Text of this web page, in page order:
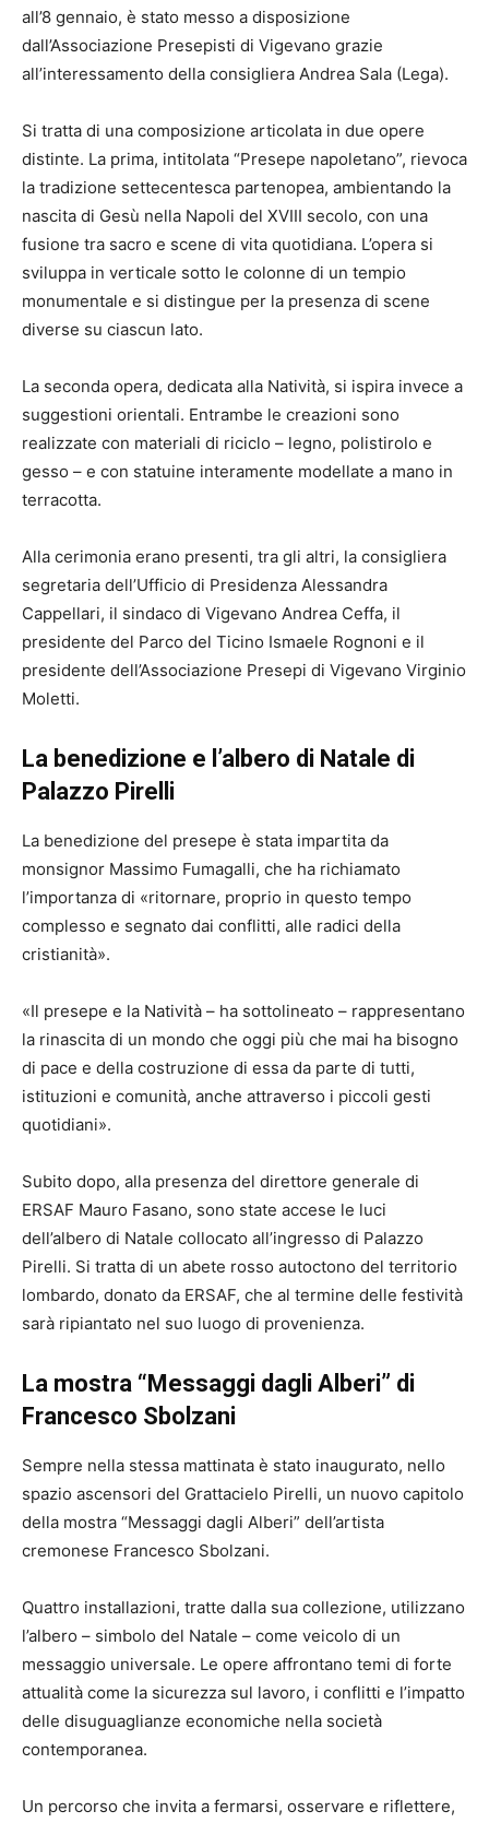
all’8 gennaio, è stato messo a disposizione
dall’Associazione Presepisti di Vigevano grazie
all’interessamento della consigliera Andrea Sala (Lega).
Si tratta di una composizione articolata in due opere
distinte. La prima, intitolata “Presepe napoletano”, rievoca
la tradizione settecentesca partenopea, ambientando la
nascita di Gesù nella Napoli del XVIII secolo, con una
fusione tra sacro e scene di vita quotidiana. L’opera si
sviluppa in verticale sotto le colonne di un tempio
monumentale e si distingue per la presenza di scene
diverse su ciascun lato.
La seconda opera, dedicata alla Natività, si ispira invece a
suggestioni orientali. Entrambe le creazioni sono
realizzate con materiali di riciclo – legno, polistirolo e
gesso – e con statuine interamente modellate a mano in
terracotta.
Alla cerimonia erano presenti, tra gli altri, la consigliera
segretaria dell’Ufficio di Presidenza Alessandra
Cappellari, il sindaco di Vigevano Andrea Ceffa, il
presidente del Parco del Ticino Ismaele Rognoni e il
presidente dell’Associazione Presepi di Vigevano Virginio
Moletti.
La benedizione e l’albero di Natale di
Palazzo Pirelli
La benedizione del presepe è stata impartita da
monsignor Massimo Fumagalli, che ha richiamato
l’importanza di «ritornare, proprio in questo tempo
complesso e segnato dai conflitti, alle radici della
cristianità».
«Il presepe e la Natività – ha sottolineato – rappresentano
la rinascita di un mondo che oggi più che mai ha bisogno
di pace e della costruzione di essa da parte di tutti,
istituzioni e comunità, anche attraverso i piccoli gesti
quotidiani».
Subito dopo, alla presenza del direttore generale di
ERSAF Mauro Fasano, sono state accese le luci
dell’albero di Natale collocato all’ingresso di Palazzo
Pirelli. Si tratta di un abete rosso autoctono del territorio
lombardo, donato da ERSAF, che al termine delle festività
sarà ripiantato nel suo luogo di provenienza.
La mostra “Messaggi dagli Alberi” di
Francesco Sbolzani
Sempre nella stessa mattinata è stato inaugurato, nello
spazio ascensori del Grattacielo Pirelli, un nuovo capitolo
della mostra “Messaggi dagli Alberi” dell’artista
cremonese Francesco Sbolzani.
Quattro installazioni, tratte dalla sua collezione, utilizzano
l’albero – simbolo del Natale – come veicolo di un
messaggio universale. Le opere affrontano temi di forte
attualità come la sicurezza sul lavoro, i conflitti e l’impatto
delle disuguaglianze economiche nella società
contemporanea.
Un percorso che invita a fermarsi, osservare e riflettere,